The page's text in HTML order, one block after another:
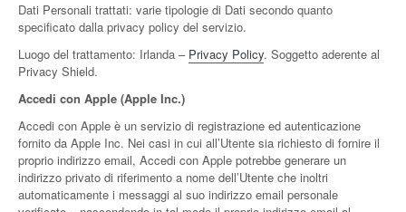
Dati Personali trattati: varie tipologie di Dati secondo quanto
specificato dalla privacy policy del servizio.
Luogo del trattamento: Irlanda – Privacy Policy. Soggetto aderente al
Privacy Shield.
Accedi con Apple (Apple Inc.)
Accedi con Apple è un servizio di registrazione ed autenticazione
fornito da Apple Inc. Nei casi in cui all’Utente sia richiesto di fornire il
proprio indirizzo email, Accedi con Apple potrebbe generare un
indirizzo privato di riferimento a nome dell’Utente che inoltri
automaticamente i messaggi al suo indirizzo email personale